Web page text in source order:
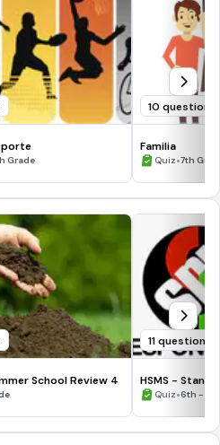
Grade
10 questions
Familia
Quiz•7th
School Review 4
11 questions
HSMS -
Quiz•6th -